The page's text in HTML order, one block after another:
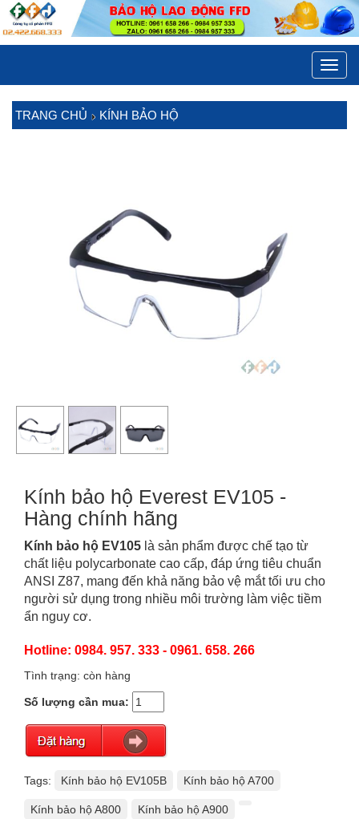
TRANG CHỦ KÍNH BẢO HỘ
Kính bảo hộ Everest EV105 -
Hàng chính hãng
Kính bảo hộ EV105 là sản phẩm được chế tạo từ
chất liệu polycarbonate cao cấp, đáp ứng tiêu chuẩn
ANSI Z87, mang đến khả năng bảo vệ mắt tối ưu cho
người sử dụng trong nhiều môi trường làm việc tiềm
ẩn nguy cơ.
Hotline: 0984. 957. 333 - 0961. 658. 266
Tình trạng: còn hàng
Số lượng cần mua:
Tags: Kính bảo hộ EV105B Kính bảo hộ A700
Kính bảo hộ A800 Kính bảo hộ A900